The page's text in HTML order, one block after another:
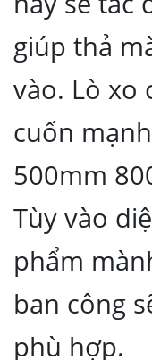
giúp thả
vào. Lò xo
cuốn
500mm
Tùy vào
phẩm
ban công
phù hợp.